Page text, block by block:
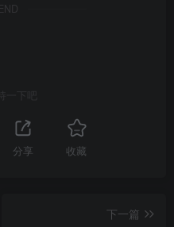
一下吧
分享 收藏
下一篇